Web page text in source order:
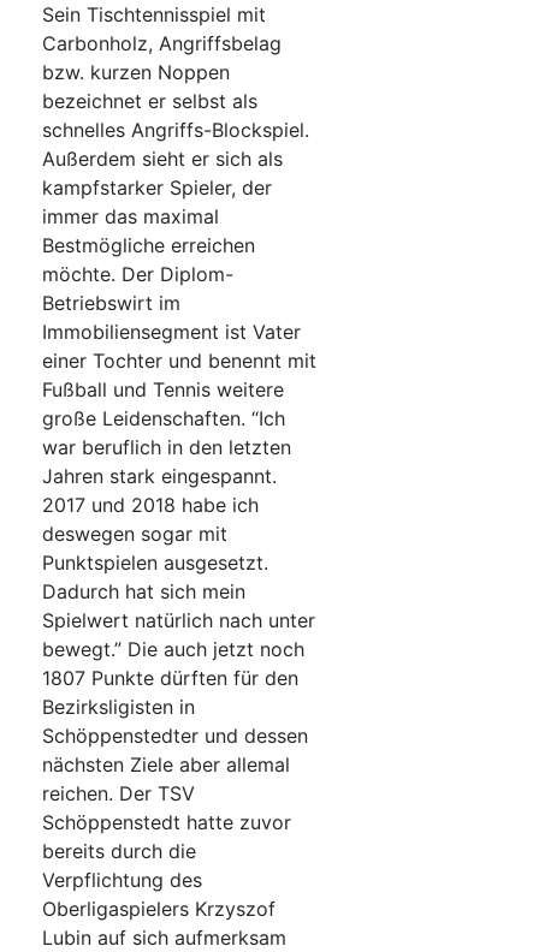
Sein Tischtennisspiel mit
Carbonholz, Angriffsbelag
bzw. kurzen Noppen
bezeichnet er selbst als
schnelles Angriffs-Blockspiel.
Außerdem sieht er sich als
kampfstarker Spieler, der
immer das maximal
Bestmögliche erreichen
möchte. Der Diplom-
Betriebswirt im
Immobiliensegment ist Vater
einer Tochter und benennt mit
Fußball und Tennis weitere
große Leidenschaften. “Ich
war beruflich in den letzten
Jahren stark eingespannt.
2017 und 2018 habe ich
deswegen sogar mit
Punktspielen ausgesetzt.
Dadurch hat sich mein
Spielwert natürlich nach unter
bewegt.” Die auch jetzt noch
1807 Punkte dürften für den
Bezirksligisten in
Schöppenstedter und dessen
nächsten Ziele aber allemal
reichen. Der TSV
Schöppenstedt hatte zuvor
bereits durch die
Verpflichtung des
Oberligaspielers Krzyszof
Lubin auf sich aufmerksam